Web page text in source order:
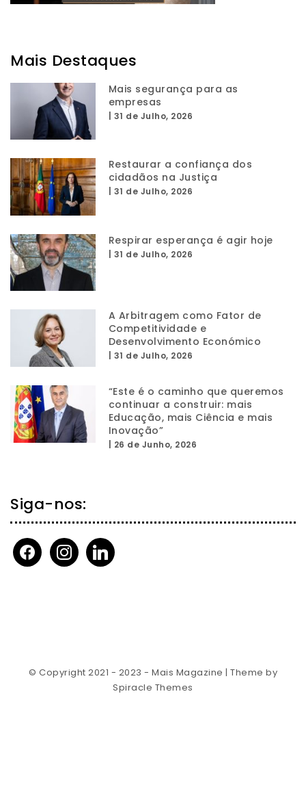
Mais Destaques
Mais segurança para as
empresas
31 de Julho, 2026
Restaurar a confiança dos
cidadãos na Justiça
31 de Julho, 2026
Respirar esperança é agir hoje
31 de Julho, 2026
A Arbitragem como Fator de
Competitividade e
Desenvolvimento Económico
31 de Julho, 2026
“Este é o caminho que queremos
continuar a construir: mais
Educação, mais Ciência e mais
Inovação”
26 de Junho, 2026
Siga-nos:
facebookinstagramlinkedin
© Copyright 2021 - 2023 - Mais Magazine | Theme by
Spiracle Themes